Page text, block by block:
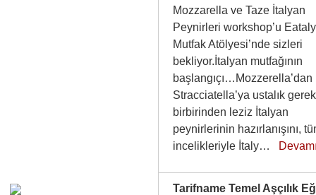
Mozzarella ve Taze İtalyan
Peynirleri workshop’u Eataly
Mutfak Atölyesi’nde sizleri
bekliyor.İtalyan mutfağının
başlangıçı…Mozzerella’dan
Stracciatella’ya ustalık
birbirinden leziz İtalyan
peynirlerinin hazırlanışını,
incelikleriyle İtaly…
Tarifname Temel Aşçılık